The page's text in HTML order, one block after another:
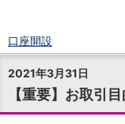
口座開設
ログイン
チャット
メニュー
商品・サービス
2021年3月31日
【重要】お取引